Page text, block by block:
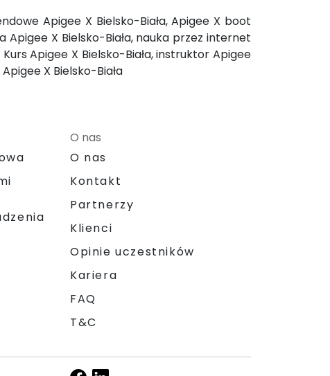
Apigee X Bielsko-Biała, Apigee X boot
Apigee X Bielsko-Biała, nauka przez internet
Apigee X Bielsko-Biała, instruktor Apigee
X Bielsko-Biała
O nas
O nas
Kontakt
Partnerzy
Klienci
Opinie uczestników
Kariera
FAQ
T&C